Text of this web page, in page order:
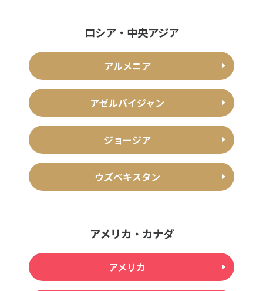
ロシア・中央アジア
アルメニア
アゼルバイジャン
ジョージア
ウズベキスタン
アメリカ・カナダ
アメリカ